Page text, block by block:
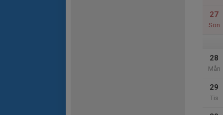
27
Sön
28
Mån
29
Tis